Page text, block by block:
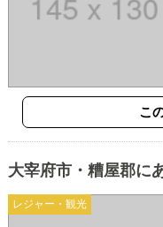
こ
レジャー・観光
大宰府市・糟屋郡に